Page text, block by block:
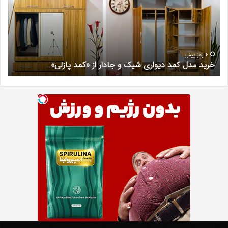
شیک
جادار
از
«کمد
پازلی»
4 روز پیش
خرید مدل کمد دیواری شیک و جادار از «کمد پازلی»